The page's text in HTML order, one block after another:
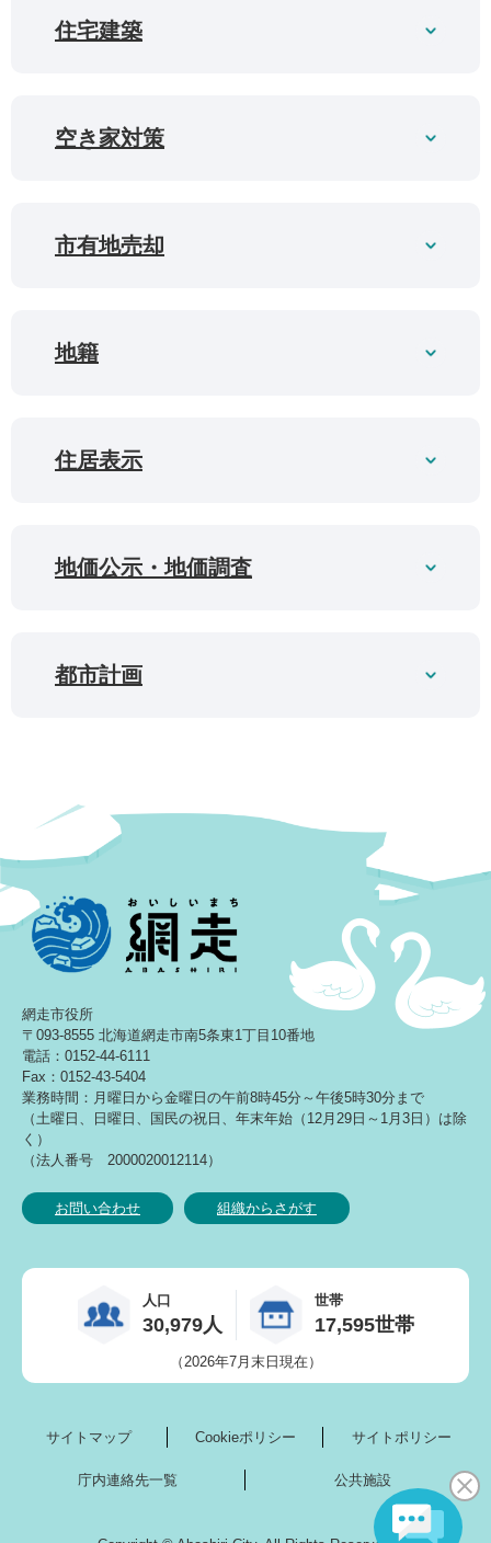
住宅建築
空き家対策
市有地売却
地籍
住居表示
地価公示・地価調査
都市計画
網走市役所
〒093-8555 北海道網走市南5条東1丁目10番地
電話：0152-44-6111
Fax：0152-43-5404
業務時間：月曜日から金曜日の午前8時45分～午後5時30分まで
（土曜日、日曜日、国民の祝日、年末年始（12月29日～1月3日）は除
く）
（法人番号 2000020012114）
お問い合わせ 組織からさがす
人口
30,979人
世帯
17,595世帯
（2026年7月末日現在）
サイトマップ Cookieポリシー サイトポリシー
庁内連絡先一覧 公共施設